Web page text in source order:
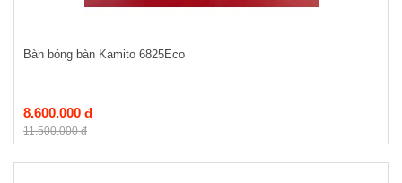
Bàn bóng bàn Kamito 6825Eco
8.600.000 đ
11.500.000 đ